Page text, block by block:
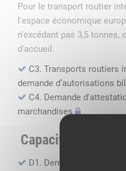
Pour le transport routier
l'espace économique
n'excédant pas 3,5 tonnes,
d'accueil.
C3. Transports routiers
demande d’autorisations
C4. Demande
marchandises
Capacité
D1. Demande